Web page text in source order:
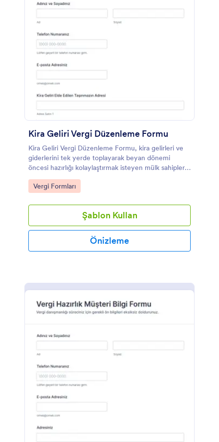
Kira Geliri Vergi Düzenleme Formu
Kira Geliri Vergi Düzenleme Formu, kira gelirleri ve
giderlerini tek yerde toplayarak beyan dönemi
öncesi hazırlığı kolaylaştırmak isteyen mülk sahipleri
ve danışmanlar için pratik bir form şablonudur.
Go to Category:
Vergi Formları
Şablon Kullan
Önizleme